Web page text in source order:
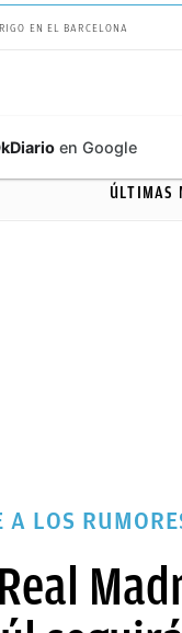
EN EL BARCELONA
ÚLTIMAS
A LOS
en Google